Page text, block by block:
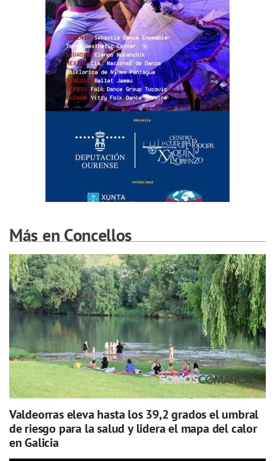
Más en Concellos
Valdeorras eleva hasta los 39,2 grados el umbral
de riesgo para la salud y lidera el mapa del calor
en Galicia